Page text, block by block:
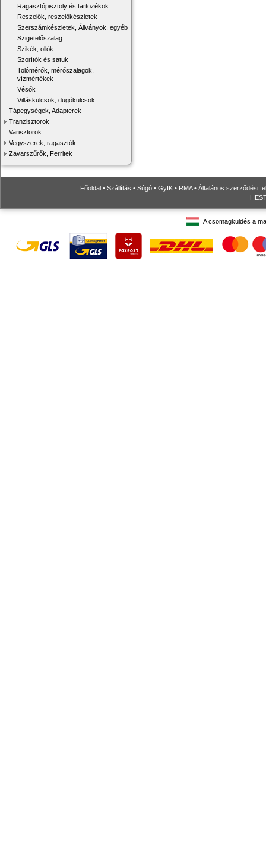
Ragasztópisztoly és tartozékok
Reszelők, reszelőkészletek
Szerszámkészletek, Állványok, egyéb
Szigetelőszalag
Szikék, ollók
Szorítók és satuk
Tolómérők, mérőszalagok,
vízmértékek
Vésők
Villáskulcsok, dugókulcsok
Tápegységek, Adapterek
Tranzisztorok
Varisztorok
Vegyszerek, ragasztók
Zavarszűrők, Ferritek
Főoldal • Szállítás • Súgó • GyIK • RMA• Általános szerződési
A csomagküldés a